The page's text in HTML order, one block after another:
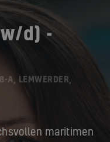
w/d) -
A, LEMWERDER,
maritimen